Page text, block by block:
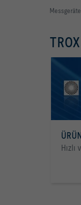
Hızlı